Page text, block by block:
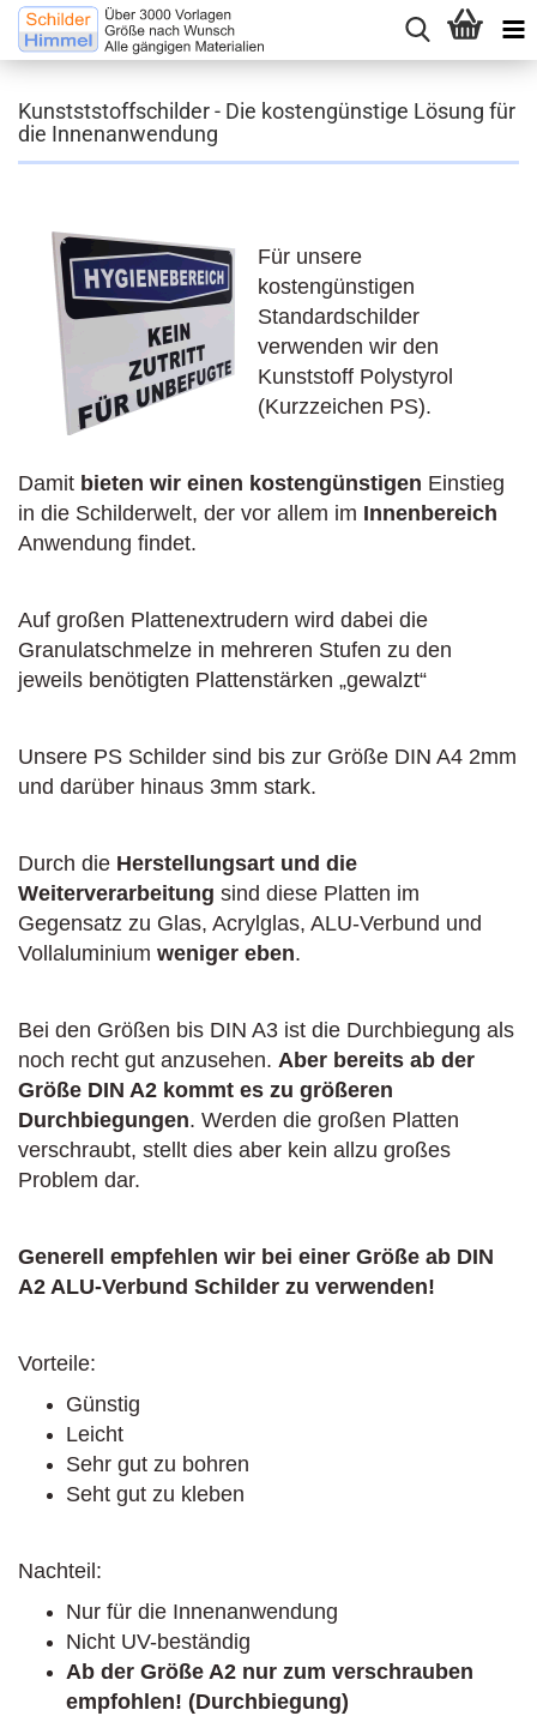
Kunstststoffschilder - Die kostengünstige Lösung für
die Innenanwendung
Für unsere
kostengünstigen
Standardschilder
verwenden wir den
Kunststoff Polystyrol
(Kurzzeichen PS).
Damit bieten wir einen kostengünstigen Einstieg
in die Schilderwelt, der vor allem im Innenbereich
Anwendung findet.
Auf großen Plattenextrudern wird dabei die
Granulatschmelze in mehreren Stufen zu den
jeweils benötigten Plattenstärken „gewalzt“
Unsere PS Schilder sind bis zur Größe DIN A4 2mm
und darüber hinaus 3mm stark.
Durch die Herstellungsart und die
Weiterverarbeitung sind diese Platten im
Gegensatz zu Glas, Acrylglas, ALU-Verbund und
Vollaluminium weniger eben.
Bei den Größen bis DIN A3 ist die Durchbiegung als
noch recht gut anzusehen. Aber bereits ab der
Größe DIN A2 kommt es zu größeren
Durchbiegungen. Werden die großen Platten
verschraubt, stellt dies aber kein allzu großes
Problem dar.
Generell empfehlen wir bei einer Größe ab DIN
A2 ALU-Verbund Schilder zu verwenden!
Vorteile:
Günstig
Leicht
Sehr gut zu bohren
Seht gut zu kleben
Nachteil:
Nur für die Innenanwendung
Nicht UV-beständig
Ab der Größe A2 nur zum verschrauben
empfohlen! (Durchbiegung)